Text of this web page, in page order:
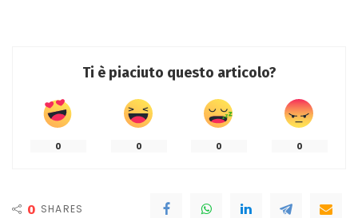
Ti è piaciuto questo articolo?
0 0 0 0
0 SHARES